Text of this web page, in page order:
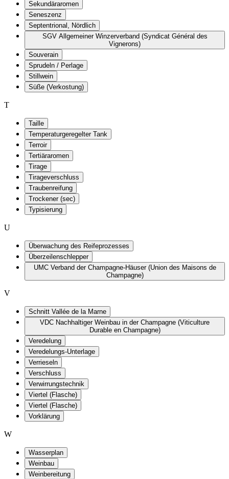
Sekundäraromen
Seneszenz
Septentrional, Nördlich
SGV Allgemeiner Winzerverband (Syndicat Général des
Vignerons)
Souverain
Sprudeln / Perlage
Stillwein
Süße (Verkostung)
T
Taille
Temperaturgeregelter Tank
Terroir
Tertiäraromen
Tirage
Tirageverschluss
Traubenreifung
Trockener (sec)
Typisierung
U
Überwachung des Reifeprozesses
Überzeilenschlepper
UMC Verband der Champagne-Häuser (Union des Maisons de
Champagne)
V
Schnitt Vallée de la Marne
VDC Nachhaltiger Weinbau in der Champagne (Viticulture
Durable en Champagne)
Veredelung
Veredelungs-Unterlage
Verrieseln
Verschluss
Verwirrungstechnik
Viertel (Flasche)
Viertel (Flasche)
Vorklärung
W
Wasserplan
Weinbau
Weinbereitung